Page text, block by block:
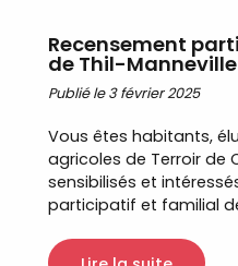
Recensement
de Thil-Manneville
Publié le 3 février 2025
Vous êtes habitants,
agricoles de Terroir de
sensibilisés et
participatif et familial